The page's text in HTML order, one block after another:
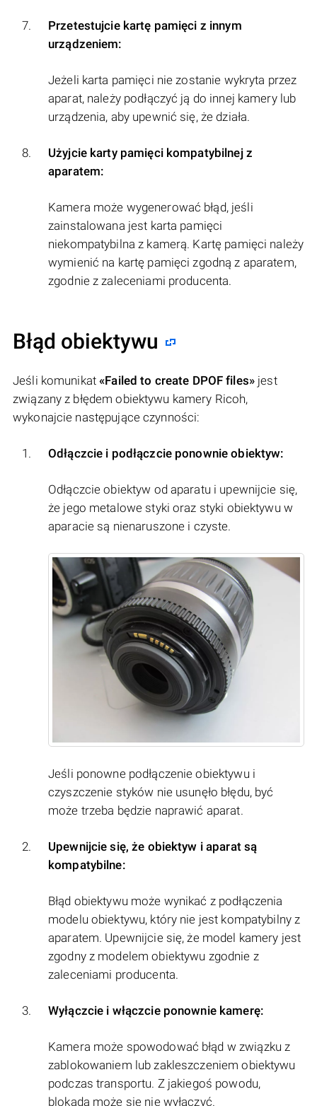
Przetestujcie kartę pamięci z innym
urządzeniem:
Jeżeli karta pamięci nie zostanie wykryta przez
aparat, należy podłączyć ją do innej kamery lub
urządzenia, aby upewnić się, że działa.
Użyjcie karty pamięci kompatybilnej z
aparatem:
Kamera może wygenerować błąd, jeśli
zainstalowana jest karta pamięci
niekompatybilna z kamerą. Kartę pamięci należy
wymienić na kartę pamięci zgodną z aparatem,
zgodnie z zaleceniami producenta.
Błąd obiektywu
Jeśli komunikat«Failed to create DPOF files» jest
związany z błędem obiektywu kamery Ricoh,
wykonajcie następujące czynności:
Odłączcie i podłączcie ponownie obiektyw:
Odłączcie obiektyw od aparatu i upewnijcie się,
że jego metalowe styki oraz styki obiektywu w
aparacie są nienaruszone i czyste.
Jeśli ponowne podłączenie obiektywu i
czyszczenie styków nie usunęło błędu, być
może trzeba będzie naprawić aparat.
Upewnijcie się, że obiektyw i aparat są
kompatybilne:
Błąd obiektywu może wynikać z podłączenia
modelu obiektywu, który nie jest kompatybilny z
aparatem. Upewnijcie się, że model kamery jest
zgodny z modelem obiektywu zgodnie z
zaleceniami producenta.
Wyłączcie i włączcie ponownie kamerę:
Kamera może spowodować błąd w związku z
zablokowaniem lub zakleszczeniem obiektywu
podczas transportu. Z jakiegoś powodu,
blokada może się nie wyłączyć.